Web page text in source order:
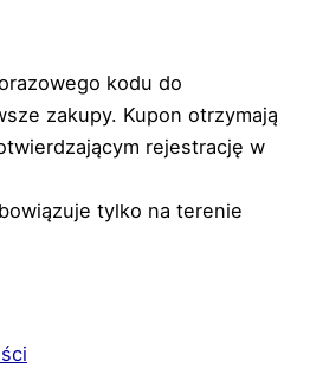
kodu do
zakupy. Kupon otrzymają
rejestrację w
tylko na terenie